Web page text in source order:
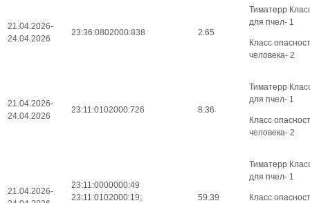
21.04.2026-
24.04.2026
23:36:0802000:838 2.65
Тиматерр
для пчел- 1
Класс
человека- 2
21.04.2026-
24.04.2026
23:11:0102000:726 8.36
Тиматерр
для пчел- 1
Класс
человека- 2
21.04.2026-
23:11:0000000:49
23:11:0102000:19;
59.39
Тиматерр
для пчел- 1
Класс